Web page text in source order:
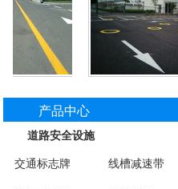
产品中心
道路安全设施
交通标志牌 线槽减速带